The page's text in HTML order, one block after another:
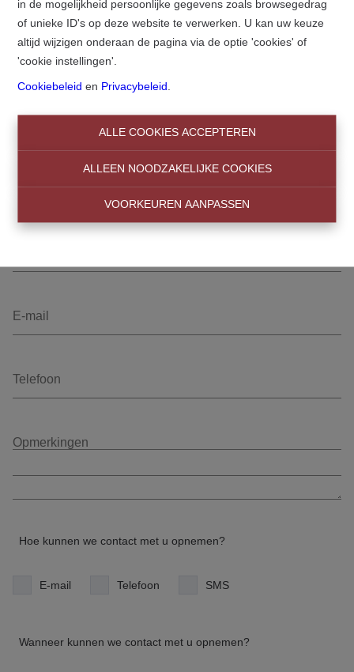
in de mogelijkheid persoonlijke gegevens zoals browsegedrag
of unieke ID's op deze website te verwerken. U kan uw keuze
altijd wijzigen onderaan de pagina via de optie 'cookies' of
'cookie instellingen'.
Cookiebeleid en Privacybeleid.
ALLE COOKIES ACCEPTEREN
ALLEEN NOODZAKELIJKE COOKIES
VOORKEUREN AANPASSEN
Neem contact met ons op voor een
persoonlijke service
Hoe kunnen we contact met u opnemen?
E-mail Telefoon SMS
Wanneer kunnen we contact met u opnemen?